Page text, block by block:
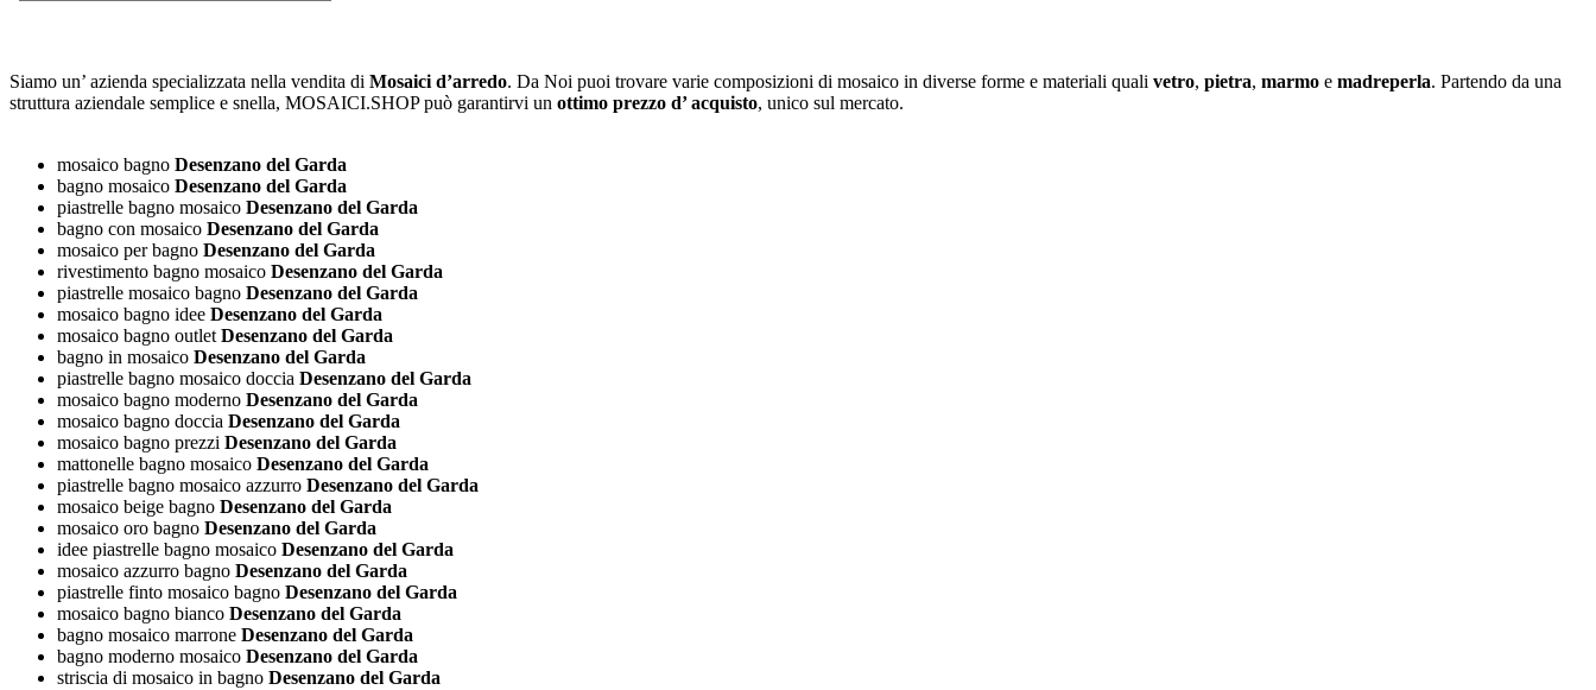
Siamo un’ azienda specializzata nella vendita di Mosaici d’arredo. Da Noi puoi trovare varie composizioni di mosaico in diverse forme e materiali quali vetro, pietra, marmo e madreperla. Partendo da una
struttura aziendale semplice e snella, MOSAICI.SHOP può garantirvi un ottimo prezzo d’ acquisto, unico sul mercato.
mosaico bagno Desenzano del Garda
bagno mosaico Desenzano del Garda
piastrelle bagno mosaico Desenzano del Garda
bagno con mosaico Desenzano del Garda
mosaico per bagno Desenzano del Garda
rivestimento bagno mosaico Desenzano del Garda
piastrelle mosaico bagno Desenzano del Garda
mosaico bagno idee Desenzano del Garda
mosaico bagno outletDesenzano del Garda
bagno in mosaico Desenzano del Garda
piastrelle bagno mosaico doccia Desenzano del Garda
mosaico bagno moderno Desenzano del Garda
mosaico bagno doccia Desenzano del Garda
mosaico bagno prezzi Desenzano del Garda
mattonelle bagno mosaico Desenzano del Garda
piastrelle bagno mosaico azzurro Desenzano del Garda
mosaico beige bagno Desenzano del Garda
mosaico oro bagno Desenzano del Garda
idee piastrelle bagno mosaico Desenzano del Garda
mosaico azzurro bagno Desenzano del Garda
piastrelle finto mosaico bagno Desenzano del Garda
mosaico bagno bianco Desenzano del Garda
bagno mosaico marrone Desenzano del Garda
bagno moderno mosaico Desenzano del Garda
striscia di mosaico in bagno Desenzano del Garda